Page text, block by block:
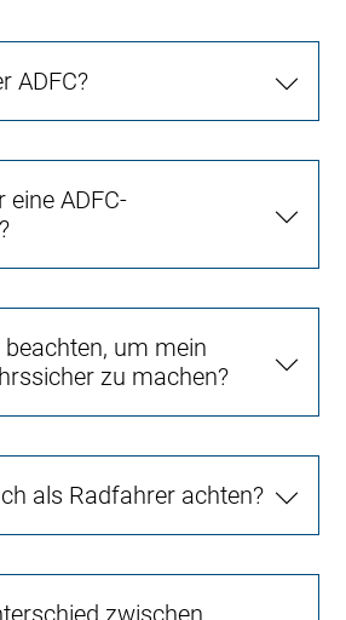
ADFC?
ADFC-
um mein
zu machen?
als Radfahrer achten?